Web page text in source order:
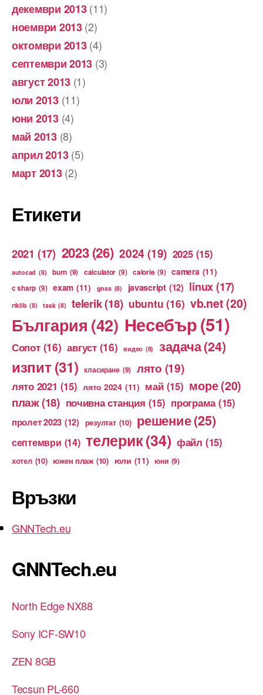
декември 2013(11)
ноември 2013(2)
октомври 2013(4)
септември 2013 (3)
август 2013 (1)
юли 2013(11)
юни 2013(4)
май 2013(8)
април 2013(5)
март 2013(2)
Етикети
2021 (17) 2023 (26) 2024 (19) 2025 (15)
autocad (8) burn (9) calculator (9) calorie (9) camera (11)
c sharp (9) exam (11) gnss (8) javascript (12) linux(17)
rtklib (8) task (8) telerik(18) ubuntu (16) vb.net(20)
България (42) Несебър(51)
Сопот (16) август (16) видео (8) задача(24)
изпит (31) класиране (9) лято (19)
лято 2021 (15) лято 2024 (11) май (15) море(20)
плаж(18) почивна станция (15) програма (15)
пролет 2023 (12) резултат (10) решение(25)
септември (14) телерик(34) файл (15)
хотел (10) южен плаж (10) юли (11) юни (9)
Връзки
GNNTech.eu
GNNTech.eu
North Edge NX88
Sony ICF-SW10
ZEN 8GB
Tecsun PL-660